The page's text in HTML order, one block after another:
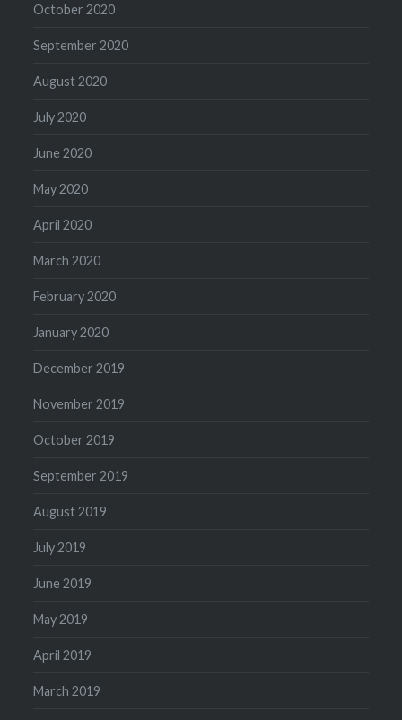
October 2020
September 2020
August 2020
July 2020
June 2020
May 2020
April 2020
March 2020
February 2020
January 2020
December 2019
November 2019
October 2019
September 2019
August 2019
July 2019
June 2019
May 2019
April 2019
March 2019